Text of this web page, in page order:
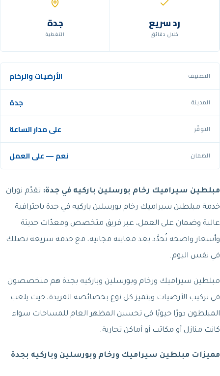
رد سريع
خلال دقائق
جدة
التغطية
التصنيف الأرضيات والرخام
المدينة جدة
التوفّر على مدار الساعة
الضمان نعم — على العمل
مبلطين سيراميك رخام بورسلين باركيه في جدة: تقدّم نوران
خدمة مبلطين سيراميك رخام بورسلين باركيه في جدة باحترافية
عالية وضمان على العمل، عبر فريق متخصص ومعدّات حديثة
وأسعار واضحة تُحدَّد بعد معاينة مجانية، مع خدمة سريعة تصلك
في نفس اليوم.
مبلطين سيراميك ورخام وبورسلين وباركيه بجدة هم متخصصون
في تركيب الأرضيات ويتميز كل نوع بخصائصه الفريدة، حيث يلعب
المبلطون دورًا حيويًا في تحسين المظهر العام للمساحات سواء
كانت منازل أو مكاتب أو أماكن تجارية.
مميزات مبلطين سيراميك ورخام وبورسلين وباركيه بجدة